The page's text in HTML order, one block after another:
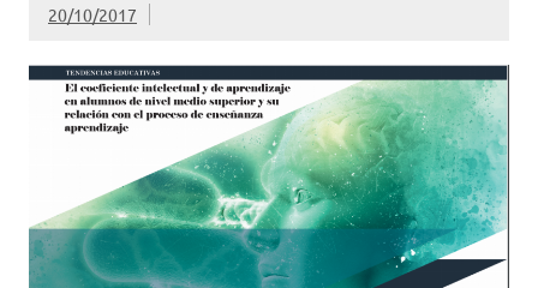
20/10/2017